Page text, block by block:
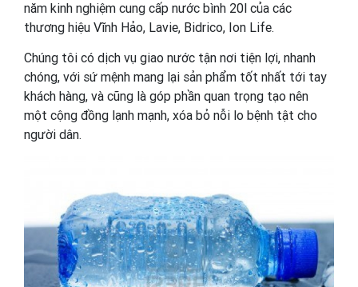
năm kinh nghiệm cung cấp nước bình 20l của các
thương hiệu Vĩnh Hảo, Lavie, Bidrico, Ion Life.
Chúng tôi có dịch vụ giao nước tận nơi tiện lợi, nhanh
chóng, với sứ mệnh mang lại sản phẩm tốt nhất tới tay
khách hàng, và cũng là góp phần quan trọng tạo nên
một cộng đồng lạnh mạnh, xóa bỏ nỗi lo bệnh tật cho
người dân.